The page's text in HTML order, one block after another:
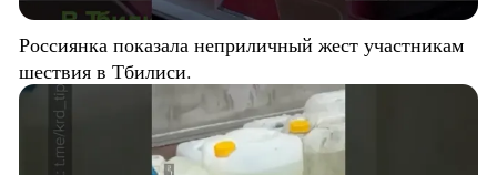
Россиянка показала неприличный жест участникам
шествия в Тбилиси.